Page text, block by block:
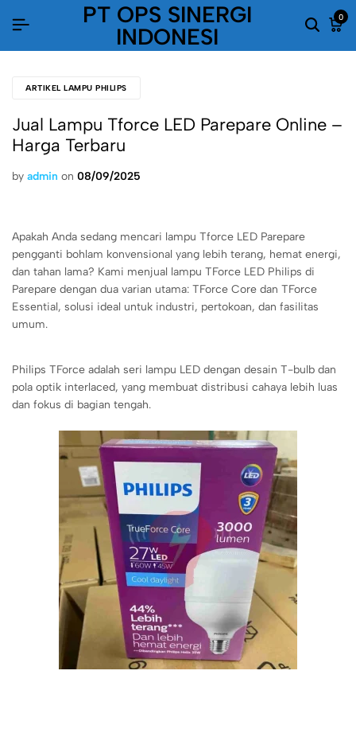
PT OPS SINERGI
INDONESI
0
ARTIKEL LAMPU PHILIPS
Jual Lampu Tforce LED Parepare Online –
Harga Terbaru
by admin on 08/09/2025
Apakah Anda sedang mencari lampu Tforce LED Parepare
pengganti bohlam konvensional yang lebih terang, hemat energi,
dan tahan lama? Kami menjual lampu TForce LED Philips di
Parepare dengan dua varian utama: TForce Core dan TForce
Essential, solusi ideal untuk industri, pertokoan, dan fasilitas
umum.
Philips TForce adalah seri lampu LED dengan desain T-bulb dan
pola optik interlaced, yang membuat distribusi cahaya lebih luas
dan fokus di bagian tengah.